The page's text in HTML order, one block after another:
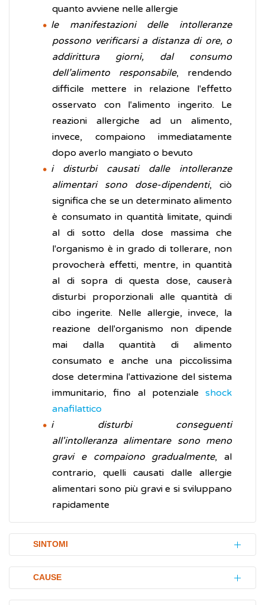
quanto avviene nelle allergie
le manifestazioni delle intolleranze
possono verificarsi a distanza di ore, o
addirittura giorni, dal consumo
dell’alimento responsabile, rendendo
difficile mettere in relazione l'effetto
osservato con l'alimento ingerito. Le
reazioni allergiche ad un alimento,
invece, compaiono immediatamente
dopo averlo mangiato o bevuto
i disturbi causati dalle intolleranze
alimentari sono dose-dipendenti, ciò
significa che se un determinato alimento
è consumato in quantità limitate, quindi
al di sotto della dose massima che
l'organismo è in grado di tollerare, non
provocherà effetti, mentre, in quantità
al di sopra di questa dose, causerà
disturbi proporzionali alle quantità di
cibo ingerite. Nelle allergie, invece, la
reazione dell'organismo non dipende
mai dalla quantità di alimento
consumato e anche una piccolissima
dose determina l'attivazione del sistema
immunitario, fino al potenziale shock
anafilattico
i disturbi conseguenti
all'intolleranza alimentare sono meno
gravi e compaiono gradualmente, al
contrario, quelli causati dalle allergie
alimentari sono più gravi e si sviluppano
rapidamente
SINTOMI
Le intolleranze alimentari si manifestano con
segni e disturbi (sintomi) prevalentemente a
CAUSE